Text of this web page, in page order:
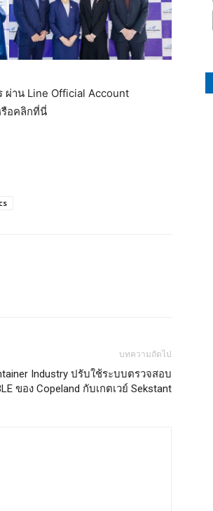
ผ่าน Line Official Account
อคลิกที่นี่
บทความถัดไป
Industry ปรับใช้ระบบตรวจสอบ
ของ Copeland กับเกตเวย์ Sekstant